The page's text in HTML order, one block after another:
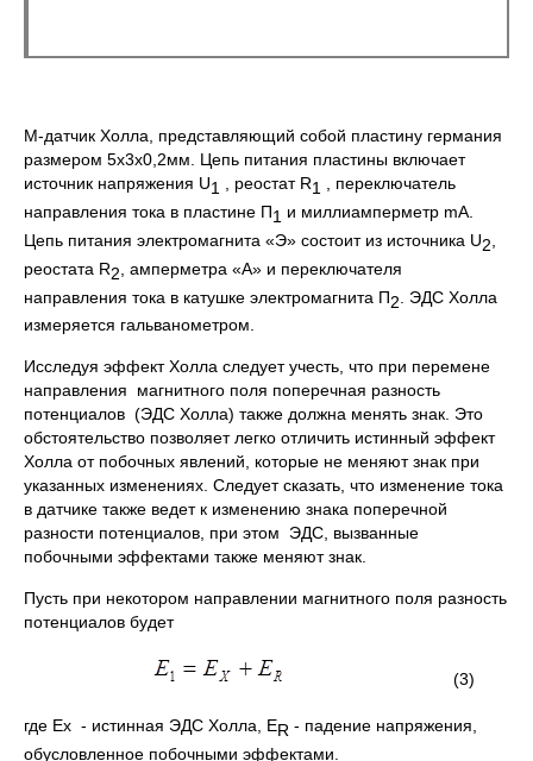
М-датчик Холла, представляющий собой пластину германия
размером 5х3х0,2мм. Цепь питания пластины включает
источник напряжения U1 , реостат R1 , переключатель
направления тока в пластине П1 и миллиамперметр mА.
Цепь питания электромагнита «Э» состоит из источника U2
реостата R2 , амперметра «А» и переключателя
направления тока в катушке электромагнита П2 . ЭДС Холла
измеряется гальванометром.
Исследуя эффект Холла следует учесть, что при перемене
направления магнитного поля поперечная разность
потенциалов (ЭДС Холла) также должна менять знак. Это
обстоятельство позволяет легко отличить истинный эффект
Холла от побочных явлений, которые не меняют знак при
указанных изменениях. Следует сказать, что изменение тока
в датчике также ведет к изменению знака поперечной
разности потенциалов, при этом ЭДС, вызванные
побочными эффектами также меняют знак.
Пусть при некотором направлении магнитного поля разность
потенциалов будет
(3)
где Ех - истинная ЭДС Холла, ЕR - падение напряжения,
обусловленное побочными эффектами.